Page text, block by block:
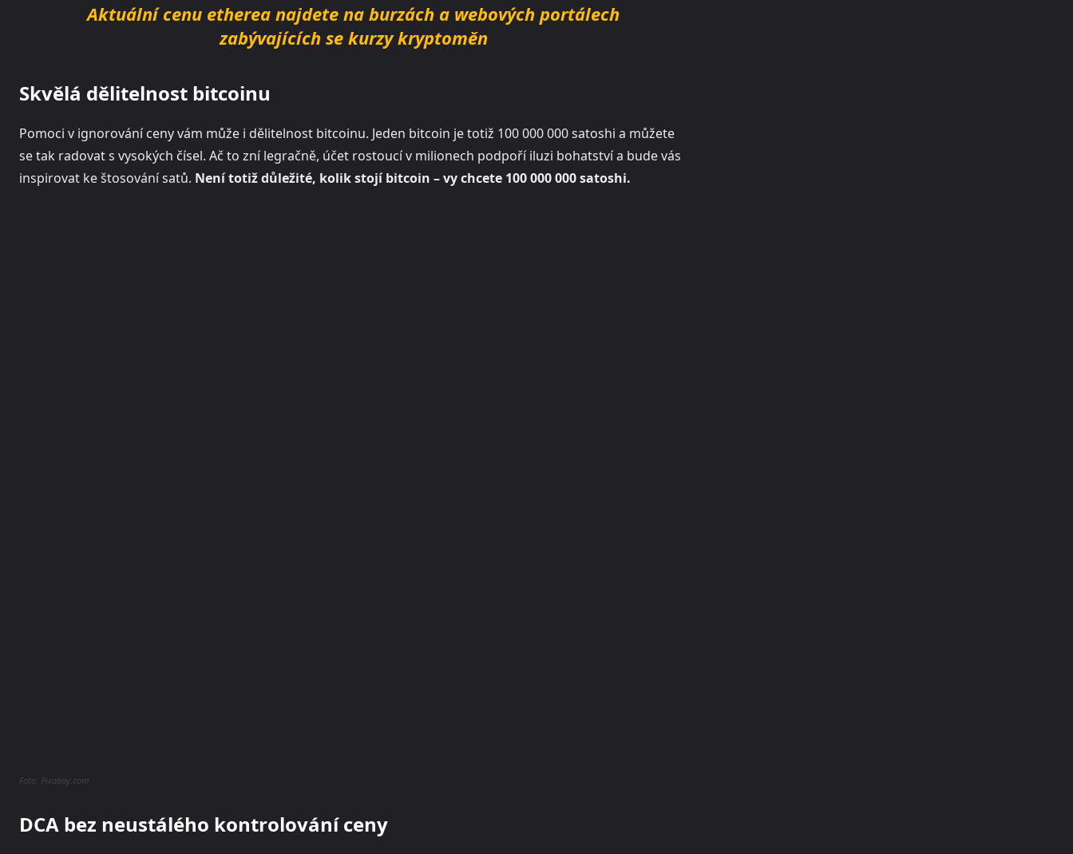
Aktuální cenu etherea najdete na burzách a webových portálech
zabývajících se kurzy kryptoměn
Skvělá dělitelnost bitcoinu
Pomoci v ignorování ceny vám může i dělitelnost bitcoinu. Jeden bitcoin je totiž 100 000 000 satoshi a můžete
se tak radovat s vysokých čísel. Ač to zní legračně, účet rostoucí v milionech podpoří iluzi bohatství a bude vás
inspirovat ke štosování satů. Není totiž důležité, kolik stojí bitcoin – vy chcete 100 000 000 satoshi.
Foto: Pixabay.com
DCA bez neustálého kontrolování ceny